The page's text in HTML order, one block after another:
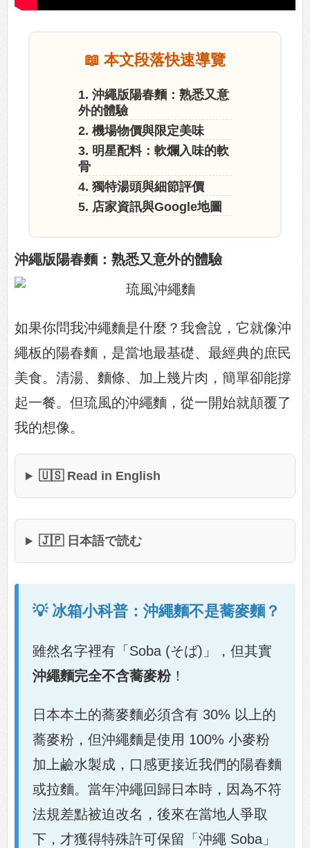
📖 本文段落快速導覽
1. 沖繩版陽春麵：熟悉又意
外的體驗
2. 機場物價與限定美味
3. 明星配料：軟爛入味的軟
骨
4. 獨特湯頭與細節評價
5. 店家資訊與Google地圖
沖繩版陽春麵：熟悉又意外的體驗
如果你問我沖繩麵是什麼？我會說，它就像沖
繩板的陽春麵，是當地最基礎、最經典的庶民
美食。清湯、麵條、加上幾片肉，簡單卻能撐
起一餐。但琉風的沖繩麵，從一開始就顛覆了
我的想像。
🇺🇸 Read in English
🇯🇵 日本語で読む
💡 冰箱小科普：沖繩麵不是蕎麥麵？
雖然名字裡有「Soba (そば)」，但其實
沖繩麵完全不含蕎麥粉！
日本本土的蕎麥麵必須含有 30% 以上的
蕎麥粉，但沖繩麵是使用 100% 小麥粉
加上鹼水製成，口感更接近我們的陽春麵
或拉麵。當年沖繩回歸日本時，因為不符
法規差點被迫改名，後來在當地人爭取
下，才獲得特殊許可保留「沖繩 Soba」